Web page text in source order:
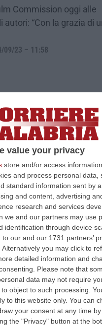
value your privacy
store and/or access
and process personal data,
standard information sent by
and content, advertising
research and services
we and our partners may use
identification through device
our and our 1731 partners’
you may click to
detailed information and
Please note that
data may not require
object to such processing.
to this website only. You can
your consent at any time
the "Privacy" button at the
Commission oggi alle
autori: “Con la grazia di
09/23 – 11:58
di Venezia,
per il WiCA
Award” è il
alle donne del cinema
L’arte orafa incontra la
08/23 – 10:10